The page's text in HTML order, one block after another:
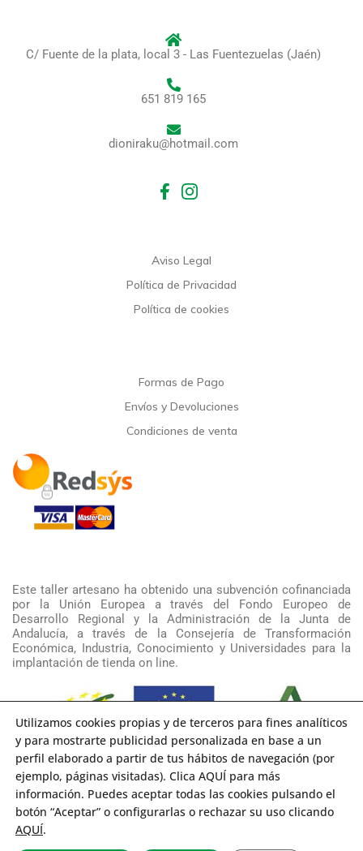
C/ Fuente de la plata, local 3 - Las Fuentezuelas (Jaén)
651 819 165
dioniraku@hotmail.com
Aviso Legal
Política de Privacidad
Política de cookies
Formas de Pago
Envíos y Devoluciones
Condiciones de venta
Este taller artesano ha obtenido una subvención cofinanciada
por la Unión Europea a través del Fondo Europeo de
Desarrollo Regional y la Administración de la Junta de
Andalucía, a través de la Consejería de Transformación
Económica, Industria, Conocimiento y Universidades para la
implantación de tienda on line.
Copyright 2021 RAKU Cerámica Artística | Diseño y Desarrollo
SumurdigitalAll Rights Reserved |
Utilizamos cookies propias y de terceros para fines analíticos
y para mostrarte publicidad personalizada en base a un
perfil elaborado a partir de tus hábitos de navegación (por
ejemplo, páginas visitadas). Clica AQUÍ para más
información. Puedes aceptar todas las cookies pulsando el
botón “Aceptar” o configurarlas o rechazar su uso clicando
AQUÍ.